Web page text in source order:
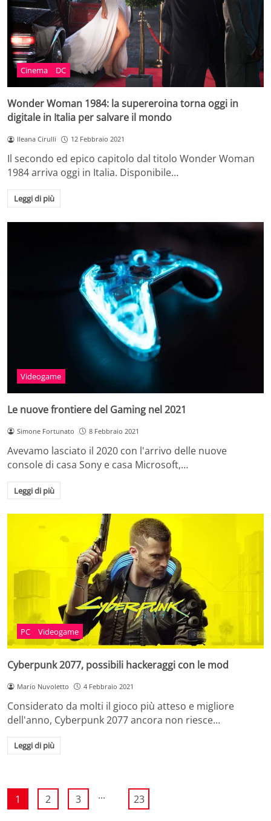
Cinema DC
Wonder Woman 1984: la supereroina torna oggi in
digitale in Italia per salvare il mondo
Ileana Cirulli 12 Febbraio 2021
Il secondo ed epico capitolo dal titolo Wonder Woman
1984 arriva oggi in Italia. Disponibile…
Leggi di più
Videogame
Le nuove frontiere del Gaming nel 2021
Simone Fortunato 8 Febbraio 2021
Avevamo lasciato il 2020 con l'arrivo delle nuove
console di casa Sony e casa Microsoft,…
Leggi di più
PC Videogame
Cyberpunk 2077, possibili hackeraggi con le mod
Mario Nuvoletto 4 Febbraio 2021
Considerato da molti il gioco più atteso e migliore
dell'anno, Cyberpunk 2077 ancora non riesce…
Leggi di più
1 2 3 ... 23